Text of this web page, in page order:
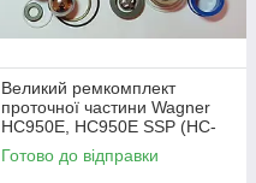
Великий ремкомплект
проточної частини Wagner
HС950Е, НС950Е SSP (HC-
940)
Готово до відправки